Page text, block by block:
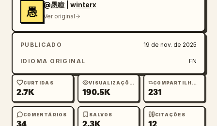
愚
@愚瞳 | winterx
Ver original
PUBLICADO 19 de nov. de 2025
IDIOMA ORIGINAL EN
CURTIDAS
2.7K
VISUALIZAÇÕES
190.5K
COMPARTILHAMENTOS
231
COMENTÁRIOS SALVOS CITAÇÕES